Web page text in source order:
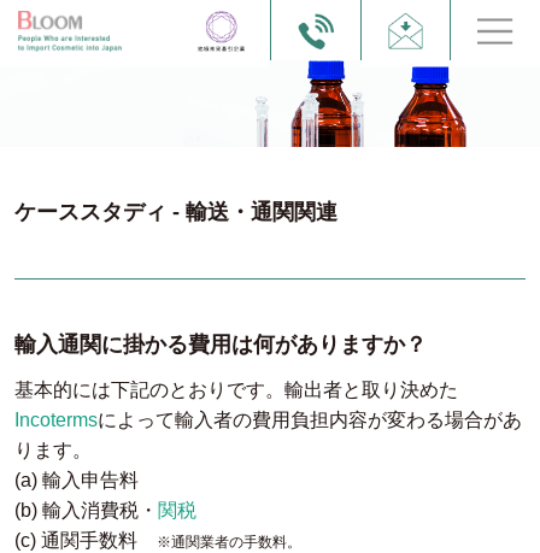
ケーススタディ - 輸送・通関関連
輸入通関に掛かる費用は何がありますか？
基本的には下記のとおりです。輸出者と取り決めた
Incotermsによって輸入者の費用負担内容が変わる場合があ
ります。
(a) 輸入申告料
(b) 輸入消費税・ 関税
(c) 通関手数料
※通関業者の手数料。